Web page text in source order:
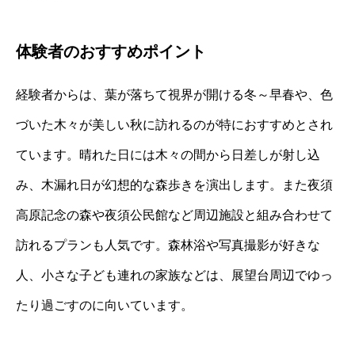
体験者のおすすめポイント
経験者からは、葉が落ちて視界が開ける冬～早春や、色
づいた木々が美しい秋に訪れるのが特におすすめとされ
ています。晴れた日には木々の間から日差しが射し込
み、木漏れ日が幻想的な森歩きを演出します。また夜須
高原記念の森や夜須公民館など周辺施設と組み合わせて
訪れるプランも人気です。森林浴や写真撮影が好きな
人、小さな子ども連れの家族などは、展望台周辺でゆっ
たり過ごすのに向いています。